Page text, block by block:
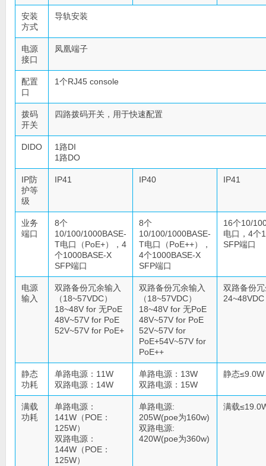
安装
方式
导轨安装
电源
接口
凤凰端子
配置
口
1个RJ45 console
拨码
开关
四路拨码开关，用于快速配置
DIDO
1路DI
1路DO
IP防
护等
级
IP41 IP40 IP41
业务
端口
8个
10/100/1000BASE-
T电口（PoE+），4
个1000BASE-X
SFP端口
8个
10/100/1000BASE-
T电口（PoE++），
4个1000BASE-X
SFP端口
16个10/
电口，4个
SFP端口
电源
输入
双路备份冗余输入
（18~57VDC）
18~48V for 无PoE
48V~57V for PoE
52V~57V for PoE+
双路备份冗余输入
（18~57VDC）
18~48V for 无PoE
48V~57V for PoE
52V~57V for
PoE+54V~57V for
PoE++
双路备份
静态
功耗
单路电源：11W
双路电源：14W
单路电源：13W
双路电源：15W
静态≤9.0W
满载
功耗
单路电源：
141W（POE：
125W）
双路电源：
144W（POE：
125W）
单路电源:
205W(poe为160w)
双路电源:
420W(poe为360w)
满载